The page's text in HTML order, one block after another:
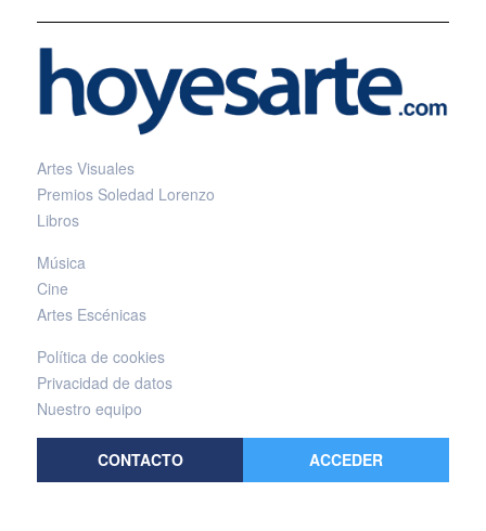
Artes Visuales
Premios Soledad Lorenzo
Libros
Música
Cine
Artes Escénicas
Política de cookies
Privacidad de datos
Nuestro equipo
CONTACTO ACCEDER